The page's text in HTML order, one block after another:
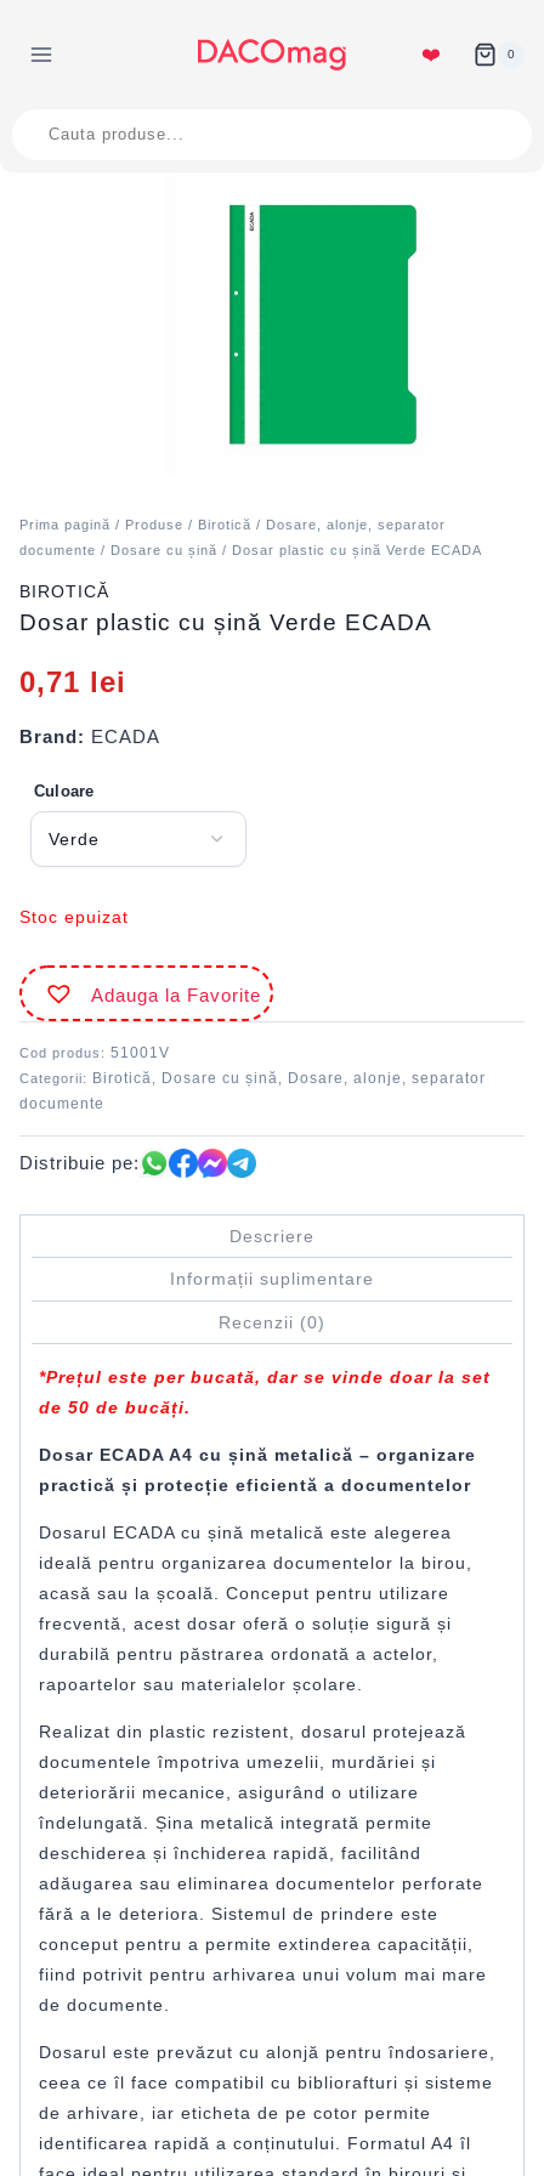
content
❤️ 0
search
Prima pagină / Produse / Birotică / Dosare, alonje, separator
documente / Dosare cu șină / Dosar plastic cu șină Verde ECADA
BIROTICĂ
Dosar plastic cu șină Verde ECADA
0,71 lei
Brand: ECADA
Culoare
Stoc epuizat
Adauga la Favorite
Cod produs: 51001V
Categorii: Birotică Dosare cu șină
Dosare, alonje, separator
documente
Distribuie pe:
Descriere
Informații suplimentare
Recenzii (0)
*Prețul este per bucată, dar se vinde doar la set
de 50 de bucăți.
Dosar ECADA A4 cu șină metalică – organizare
practică și protecție eficientă a documentelor
Dosarul ECADA cu șină metalică este alegerea
ideală pentru organizarea documentelor la birou,
acasă sau la școală. Conceput pentru utilizare
frecventă, acest dosar oferă o soluție sigură și
durabilă pentru păstrarea ordonată a actelor,
rapoartelor sau materialelor școlare.
Realizat din plastic rezistent, dosarul protejează
documentele împotriva umezelii, murdăriei și
deteriorării mecanice, asigurând o utilizare
îndelungată. Șina metalică integrată permite
deschiderea și închiderea rapidă, facilitând
adăugarea sau eliminarea documentelor perforate
fără a le deteriora. Sistemul de prindere este
conceput pentru a permite extinderea capacității,
fiind potrivit pentru arhivarea unui volum mai mare
de documente.
Dosarul este prevăzut cu alonjă pentru îndosariere,
ceea ce îl face compatibil cu bibliorafturi și sisteme
de arhivare, iar eticheta de pe cotor permite
identificarea rapidă a conținutului. Formatul A4 îl